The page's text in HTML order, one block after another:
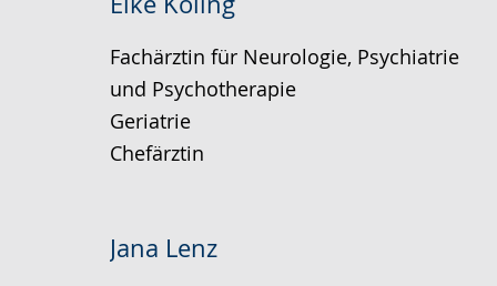
Fachärztin für Neurologie, Psychiatrie
und Psychotherapie
Geriatrie
Chefärztin
Jana Lenz